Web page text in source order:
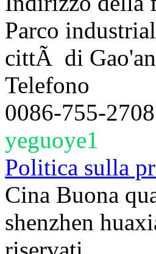
Parco
cittÃ di
Telefono
0086-755-
yeguoye1
Politica sulla
Cina Buona
shenzhen